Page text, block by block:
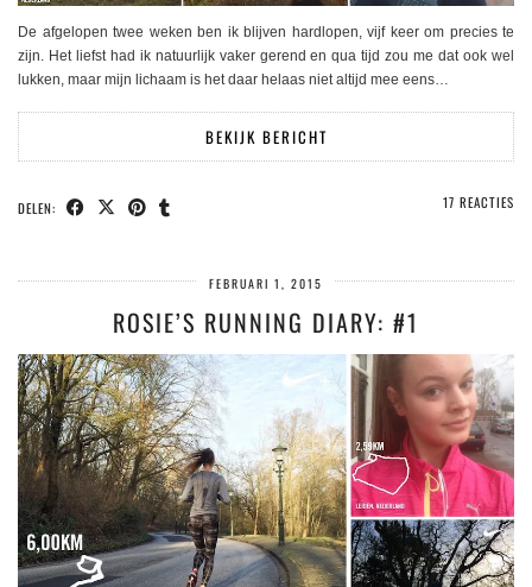
De afgelopen twee weken ben ik blijven hardlopen, vijf keer om precies te
zijn. Het liefst had ik natuurlijk vaker gerend en qua tijd zou me dat ook wel
lukken, maar mijn lichaam is het daar helaas niet altijd mee eens…
BEKIJK BERICHT
DELEN: 17 REACTIES
FEBRUARI 1, 2015
ROSIE’S RUNNING DIARY: #1